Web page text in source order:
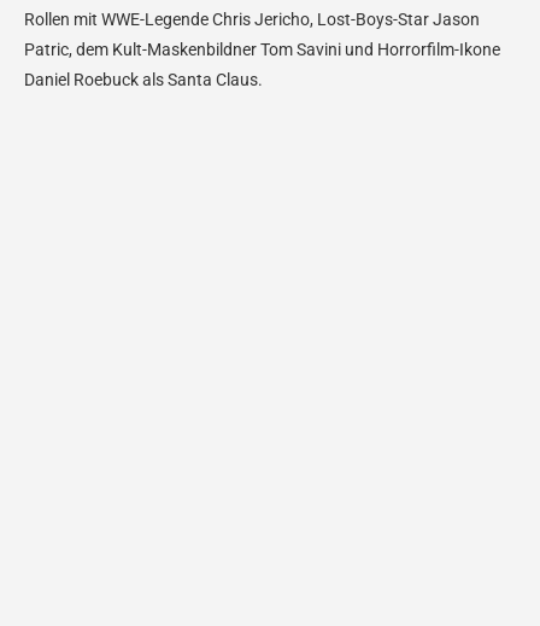
Rollen mit WWE-Legende Chris Jericho, Lost-Boys-Star Jason
Patric, dem Kult-Maskenbildner Tom Savini und Horrorfilm-Ikone
Daniel Roebuck als Santa Claus.